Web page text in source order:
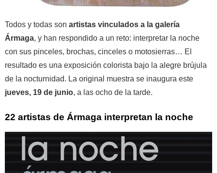
Todos y todas son artistas vinculados a la galería
Ármaga, y han respondido a un reto: interpretar la noche
con sus pinceles, brochas, cinceles o motosierras… El
resultado es una exposición colorista bajo la alegre brújula
de la nocturnidad. La original muestra se inaugura este
jueves, 19 de junio, a las ocho de la tarde.
22 artistas de Ármaga interpretan la noche